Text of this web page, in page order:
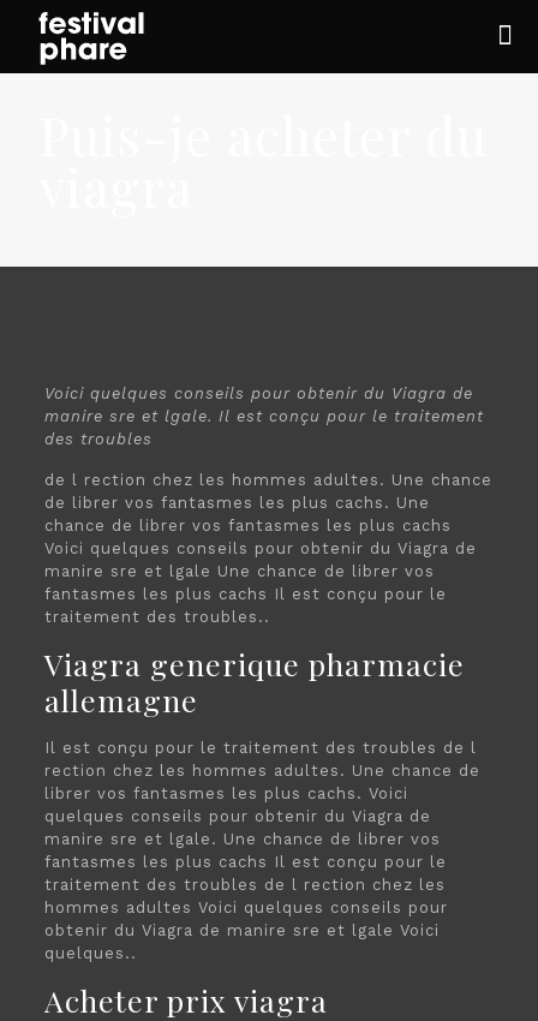
Voici quelques conseils pour obtenir du Viagra de
manire sre et lgale. Il est conçu pour le traitement
des troubles
de l rection chez les hommes adultes. Une chance
de librer vos fantasmes les plus cachs. Une
chance de librer vos fantasmes les plus cachs
Voici quelques conseils pour obtenir du Viagra de
manire sre et lgale Une chance de librer vos
fantasmes les plus cachs Il est conçu pour le
traitement des troubles..
Viagra generique pharmacie
allemagne
Il est conçu pour le traitement des troubles de l
rection chez les hommes adultes. Une chance de
librer vos fantasmes les plus cachs. Voici
quelques conseils pour obtenir du Viagra de
manire sre et lgale. Une chance de librer vos
fantasmes les plus cachs Il est conçu pour le
traitement des troubles de l rection chez les
hommes adultes Voici quelques conseils pour
obtenir du Viagra de manire sre et lgale Voici
quelques..
Acheter prix viagra